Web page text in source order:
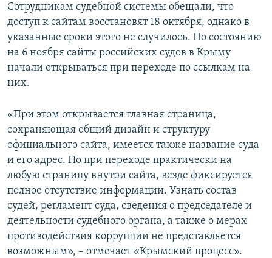
ПОБЕДИТЕЛЕЙ НЕ СУДЯТ?
КРЫМ.НЕПОКОРЕННЫЙ
ELIFBE
УКРАИНСКАЯ ПРОБЛЕМА КРЫМА
ПРИСОЕДИНЯЙТЕСЬ!
Сотрудникам судебной системы обещали, что
доступ к сайтам восстановят 18 октября, однако в
указанные сроки этого не случилось. По состоянию
на 6 ноября сайты российских судов в Крыму
начали открываться при переходе по ссылкам на
них.
«При этом открывается главная страница,
сохраняющая общий дизайн и структуру
официального сайта, имеется также название суда
и его адрес. Но при переходе практически на
любую страницу внутри сайта, везде фиксируется
полное отсутствие информации. Узнать состав
судей, регламент суда, сведения о председателе и
деятельности судебного органа, а также о мерах
противодействия коррупции не представляется
возможным», – отмечает «Крымский процесс».